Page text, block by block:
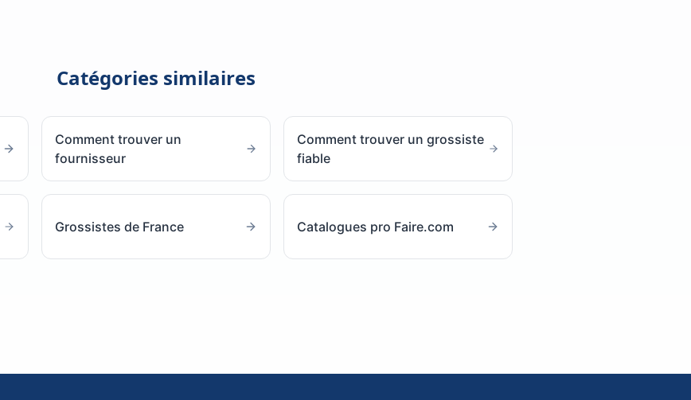
Catégories similaires
Comment trouver un
fournisseur
Comment trouver un grossiste
fiable
Grossistes de France Catalogues pro Faire.com